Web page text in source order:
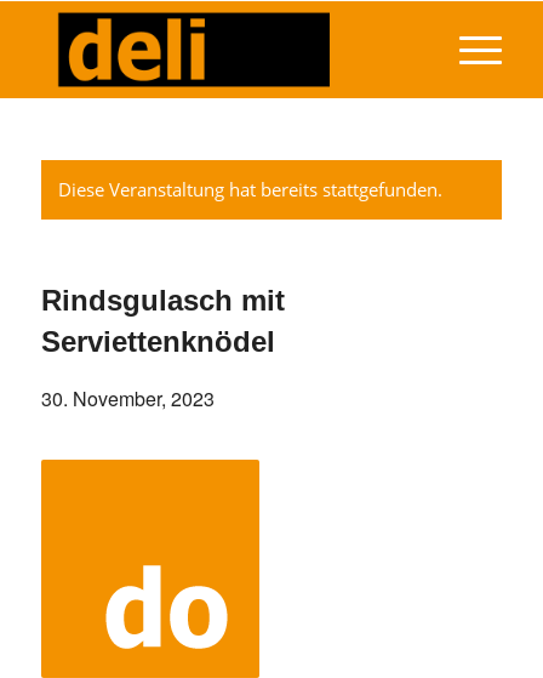
Diese Veranstaltung hat bereits stattgefunden.
Rindsgulasch mit
Serviettenknödel
30. November, 2023